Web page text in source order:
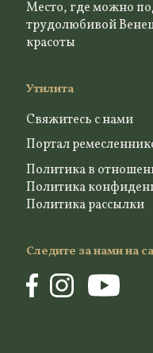
Место, где можно
трудолюбивой
красоты
Утилита
Свяжитесь с нами
Портал
Политика в
Политика
Политика рассылки
Следите за нами на